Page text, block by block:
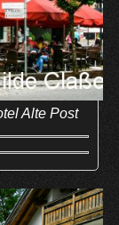
Alte Post